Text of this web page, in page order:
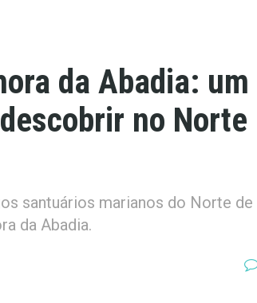
da Abadia: um
no Norte
santuários marianos do Norte de
da Abadia.